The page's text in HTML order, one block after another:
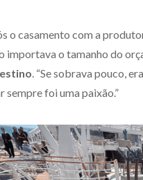
o casamento com a
importava o tamanho do
. “Se sobrava pouco,
sempre foi uma paixão.”